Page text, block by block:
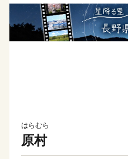
はらむら
原村